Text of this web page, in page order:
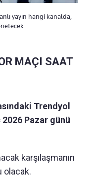
yayın hangi kanalda,
MAÇI SAAT
Trendyol
Pazar günü
karşılaşmanın
olacak.